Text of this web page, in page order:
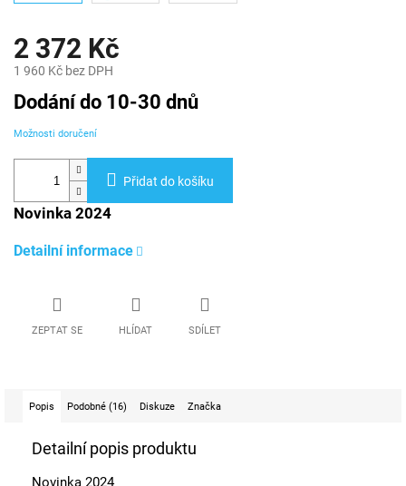
2 372 Kč
1 960 Kč bez DPH
Měrná
cena:
Dodání do 10-30 dnů
Možnosti doručení
Přidat do košíku
Novinka 2024
Detailní informace
ZEPTAT SE HLÍDAT SDÍLET
Popis Podobné (16) Diskuze Značka
Detailní popis produktu
Novinka 2024